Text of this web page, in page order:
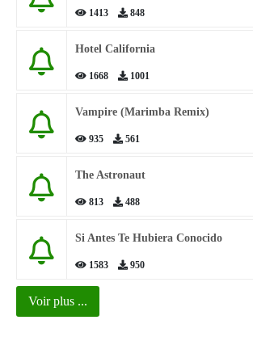
1413 848
Hotel California
1668 1001
Vampire (Marimba Remix)
935 561
The Astronaut
813 488
Si Antes Te Hubiera Conocido
1583 950
Voir plus ...